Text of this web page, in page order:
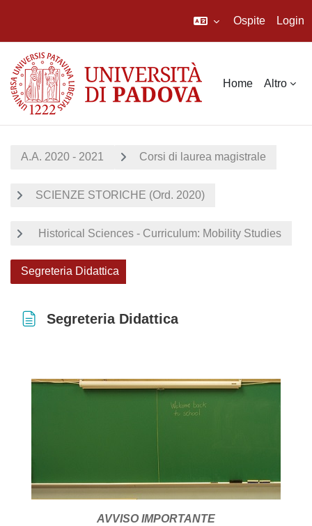
Ospite Login
Home Altro
A.A. 2020 - 2021 Corsi di laurea magistrale
SCIENZE STORICHE (Ord. 2020)
Historical Sciences - Curriculum: Mobility Studies
Segreteria Didattica
Segreteria Didattica
AVVISO IMPORTANTE